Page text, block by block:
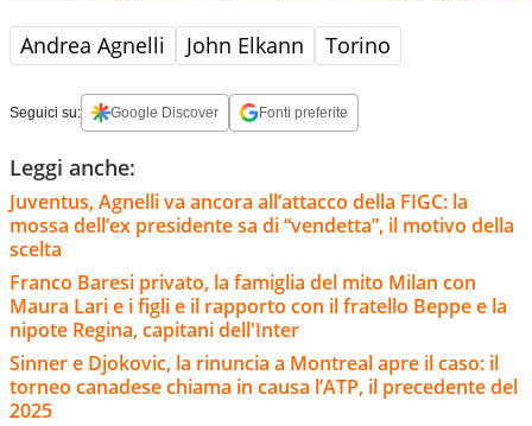
Andrea Agnelli John Elkann Torino
Seguici su: Google Discover Fonti preferite
Leggi anche:
Juventus, Agnelli va ancora all’attacco della FIGC: la
mossa dell’ex presidente sa di “vendetta”, il motivo della
scelta
Franco Baresi privato, la famiglia del mito Milan con
Maura Lari e i figli e il rapporto con il fratello Beppe e la
nipote Regina, capitani dell'Inter
Sinner e Djokovic, la rinuncia a Montreal apre il caso: il
torneo canadese chiama in causa l’ATP, il precedente del
2025